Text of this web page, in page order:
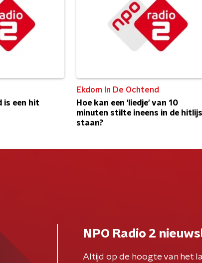
is een hit
Ekdom In De Ochtend
Hoe kan een 'liedje' van 10
minuten stilte ineens in de
staan?
NPO Radio 2
Altijd op de hoogte van het